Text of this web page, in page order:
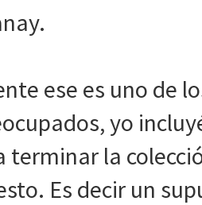
ese es uno de
yo
terminar la
Es decir un